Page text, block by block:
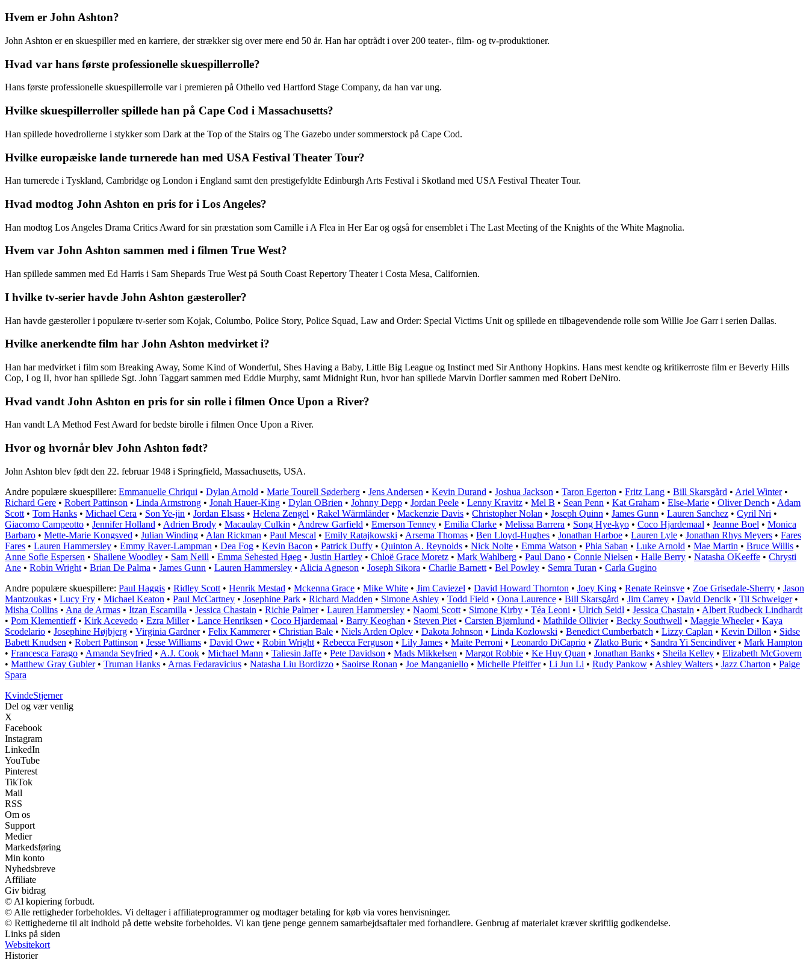
Hvem er John Ashton?
John Ashton er en skuespiller med en karriere, der strækker sig over mere end 50 år. Han har optrådt i over 200 teater-, film- og tv-produktioner.
Hvad var hans første professionelle skuespillerrolle?
Hans første professionelle skuespillerrolle var i premieren på Othello ved Hartford Stage Company, da han var ung.
Hvilke skuespillerroller spillede han på Cape Cod i Massachusetts?
Han spillede hovedrollerne i stykker som Dark at the Top of the Stairs og The Gazebo under sommerstock på Cape Cod.
Hvilke europæiske lande turnerede han med USA Festival Theater Tour?
Han turnerede i Tyskland, Cambridge og London i England samt den prestigefyldte Edinburgh Arts Festival i Skotland med USA Festival Theater Tour.
Hvad modtog John Ashton en pris for i Los Angeles?
Han modtog Los Angeles Drama Critics Award for sin præstation som Camille i A Flea in Her Ear og også for ensemblet i The Last Meeting of the Knights of the White Magnolia.
Hvem var John Ashton sammen med i filmen True West?
Han spillede sammen med Ed Harris i Sam Shepards True West på South Coast Repertory Theater i Costa Mesa, Californien.
I hvilke tv-serier havde John Ashton gæsteroller?
Han havde gæsteroller i populære tv-serier som Kojak, Columbo, Police Story, Police Squad, Law and Order: Special Victims Unit og spillede en tilbagevendende rolle som Willie Joe Garr i serien Dallas.
Hvilke anerkendte film har John Ashton medvirket i?
Han har medvirket i film som Breaking Away, Some Kind of Wonderful, Shes Having a Baby, Little Big League og Instinct med Sir Anthony Hopkins. Hans mest kendte og kritikerroste film er Beverly Hills
Cop, I og II, hvor han spillede Sgt. John Taggart sammen med Eddie Murphy, samt Midnight Run, hvor han spillede Marvin Dorfler sammen med Robert DeNiro.
Hvad vandt John Ashton en pris for sin rolle i filmen Once Upon a River?
Han vandt LA Method Fest Award for bedste birolle i filmen Once Upon a River.
Hvor og hvornår blev John Ashton født?
John Ashton blev født den 22. februar 1948 i Springfield, Massachusetts, USA.
Andre populære skuespillere: Emmanuelle Chriqui • Dylan Arnold • Marie Tourell Søderberg • Jens Andersen • Kevin Durand • Joshua Jackson • Taron Egerton • Fritz Lang • Bill Skarsgård • Ariel Winter•
Richard Gere • Robert Pattinson • Linda Armstrong • Jonah Hauer-King • Dylan OBrien • Johnny Depp • Jordan Peele • Lenny Kravitz • Mel B • Sean Penn • Kat Graham • Else-Marie • Oliver Dench • Adam
Scott • Tom Hanks • Michael Cera • Son Ye-jin • Jordan Elsass • Helena Zengel • Rakel Wärmländer• Mackenzie Davis • Christopher Nolan • Joseph Quinn • James Gunn • Lauren Sanchez • Cyril Nri •
Giacomo Campeotto • Jennifer Holland • Adrien Brody • Macaulay Culkin • Andrew Garfield • Emerson Tenney • Emilia Clarke • Melissa Barrera • Song Hye-kyo • Coco Hjardemaal • Jeanne Boel • Monica
Barbaro • Mette-Marie Kongsved • Julian Winding • Alan Rickman • Paul Mescal • Emily Ratajkowski • Arsema Thomas • Ben Lloyd-Hughes • Jonathan Harboe • Lauren Lyle • Jonathan Rhys Meyers • Fares
Fares • Lauren Hammersley • Emmy Raver-Lampman • Dea Fog • Kevin Bacon • Patrick Duffy • Quinton A. Reynolds • Nick Nolte • Emma Watson • Phia Saban • Luke Arnold • Mae Martin • Bruce Willis •
Anne Sofie Espersen • Shailene Woodley • Sam Neill • Emma Sehested Høeg • Justin Hartley • Chloë Grace Moretz • Mark Wahlberg • Paul Dano • Connie Nielsen • Halle Berry • Natasha OKeeffe • Chrysti
Ane • Robin Wright • Brian De Palma • James Gunn • Lauren Hammersley • Alicia Agneson • Joseph Sikora • Charlie Barnett • Bel Powley • Semra Turan • Carla Gugino
Andre populære skuespillere: Paul Haggis • Ridley Scott • Henrik Mestad • Mckenna Grace • Mike White • Jim Caviezel • David Howard Thornton • Joey King • Renate Reinsve • Zoe Grisedale-Sherry • Jason
Mantzoukas • Lucy Fry • Michael Keaton • Paul McCartney • Josephine Park • Richard Madden • Simone Ashley • Todd Field • Oona Laurence • Bill Skarsgård • Jim Carrey • David Dencik • Til Schweiger•
Misha Collins • Ana de Armas • Itzan Escamilla • Jessica Chastain • Richie Palmer• Lauren Hammersley • Naomi Scott • Simone Kirby • Téa Leoni • Ulrich Seidl • Jessica Chastain • Albert Rudbeck Lindhardt
• Pom Klementieff• Kirk Acevedo • Ezra Miller• Lance Henriksen • Coco Hjardemaal • Barry Keoghan • Steven Piet • Carsten Bjørnlund • Mathilde Ollivier• Becky Southwell • Maggie Wheeler• Kaya
Scodelario • Josephine Højbjerg • Virginia Gardner• Felix Kammerer• Christian Bale • Niels Arden Oplev • Dakota Johnson • Linda Kozlowski • Benedict Cumberbatch • Lizzy Caplan • Kevin Dillon • Sidse
Babett Knudsen • Robert Pattinson • Jesse Williams • David Owe • Robin Wright • Rebecca Ferguson • Lily James • Maite Perroni • Leonardo DiCaprio • Zlatko Buric • Sandra Yi Sencindiver• Mark Hampton
• Francesca Farago • Amanda Seyfried • A.J. Cook • Michael Mann • Taliesin Jaffe • Pete Davidson • Mads Mikkelsen • Margot Robbie • Ke Huy Quan • Jonathan Banks • Sheila Kelley • Elizabeth McGovern
• Matthew Gray Gubler• Truman Hanks • Arnas Fedaravicius • Natasha Liu Bordizzo • Saoirse Ronan • Joe Manganiello • Michelle Pfeiffer• Li Jun Li • Rudy Pankow • Ashley Walters • Jazz Charton • Paige
Spara
KvindeStjerner
Del og vær venlig
X
Facebook
Instagram
LinkedIn
YouTube
Pinterest
TikTok
Mail
RSS
Om os
Support
Medier
Markedsføring
Min konto
Nyhedsbreve
Affiliate
Giv bidrag
© Al kopiering forbudt.
© Alle rettigheder forbeholdes. Vi deltager i affiliateprogrammer og modtager betaling for køb via vores henvisninger.
© Rettighederne til alt indhold på dette website forbeholdes. Vi kan tjene penge gennem samarbejdsaftaler med forhandlere. Genbrug af materialet kræver skriftlig godkendelse.
Links på siden
Websitekort
Historier